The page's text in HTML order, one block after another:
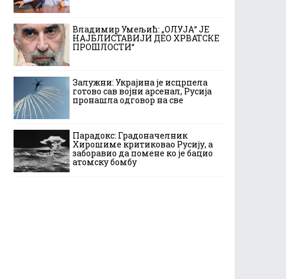
Владимир Умељић: „ОЛУЈА“ ЈЕ
НАЈБЛИСТАВИЈИ ДЕО ХРВАТСКЕ
ПРОШЛОСТИ“
Залужни: Украјина је исцрпела
готово сав војни арсенал, Русија
пронашла одговор на све
Парадокс: Градоначелник
Хирошиме критиковао Русију, а
заборавио да помене ко је бацио
атомску бомбу